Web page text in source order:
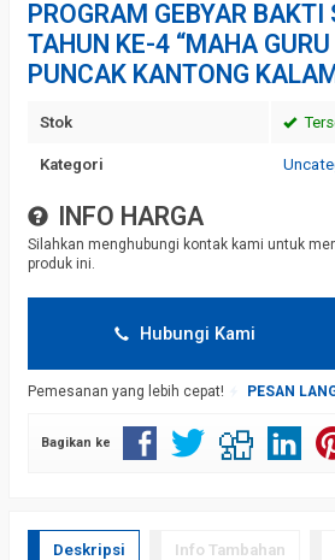
PROGRAM GEBYAR
TAHUN KE-4 “MAHA
PUNCAK KANTONG
Stok
Kategori
INFO HARGA
Silahkan menghubungi kontak kami untuk
produk ini.
Hubungi Kami
Pemesanan yang lebih cepat! PESAN
Bagikan ke
Deskripsi Info Tambahan